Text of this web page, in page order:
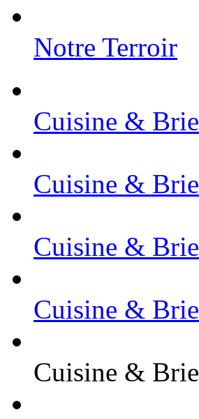
Notre Terroir
Cuisine & Brie
Cuisine & Brie
Cuisine & Brie
Cuisine & Brie
Cuisine & Brie